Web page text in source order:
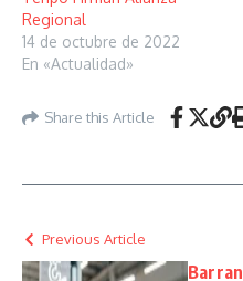
Regional
14 de octubre de 2022
En «Actualidad»
Share this Article
Previous Article
Barran